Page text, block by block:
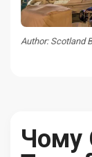
Author: Scotland
Чому